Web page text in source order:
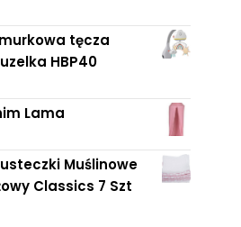
tęcza
HBP40
Lama
Muślinowe
Classics 7 Szt